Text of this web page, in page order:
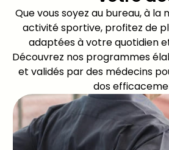
Que vous soyez au bureau, à la
activité sportive, profitez de
adaptées à votre quotidien
Découvrez nos programmes
et validés par des médecins
dos